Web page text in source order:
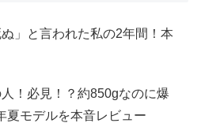
」と言われた私の2年間！本
！必見！？約850gなのに爆
夏モデルを本音レビュー